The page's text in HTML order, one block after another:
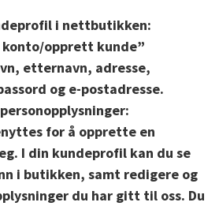
i nettbutikken:
konto/opprett kunde”
etternavn, adresse,
og e-postadresse.
for å opprette en
I din kundeprofil kan du se
i butikken, samt redigere og
du har gitt til oss. Du